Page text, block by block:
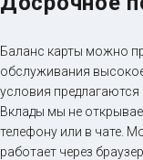
Баланс карты можно
обслуживания
условия
Вклады мы не
телефону или в чате.
работает через